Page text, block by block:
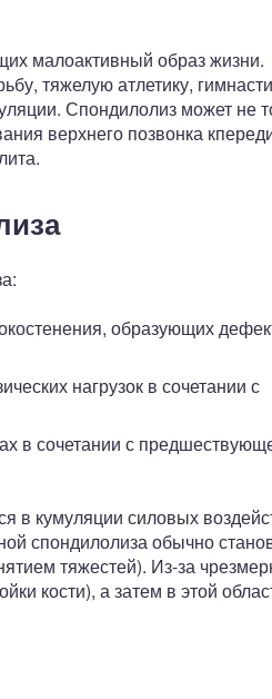
малоактивный образ жизни.
тяжелую атлетику,
Спондилолиз может не
верхнего позвонка
образующих
нагрузок в сочетании с
в сочетании с
в кумуляции силовых
спондилолиза обычно
тяжестей). Из-за
кости), а затем в этой